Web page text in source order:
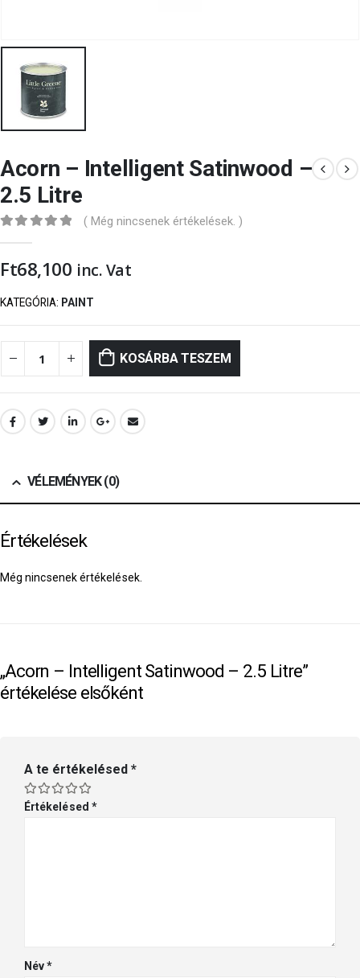
Acorn – Intelligent Satinwood –
2.5 Litre
( Még nincsenek értékelések. )
Ft68,100 inc. Vat
KATEGÓRIA: PAINT
KOSÁRBA TESZEM
VÉLEMÉNYEK (0)
Értékelések
Még nincsenek értékelések.
„Acorn – Intelligent Satinwood – 2.5 Litre”
értékelése elsőként
A te értékelésed *
Értékelésed *
Név*